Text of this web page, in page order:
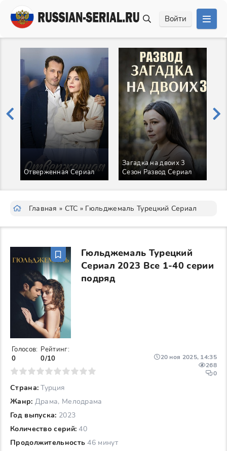
Войти
Отверженная Сериал
Загадка на двоих 3
Сезон Развод Сериал
Главная » СТС » Гюльджемаль Турецкий Сериал
Гюльджемаль Турецкий
Сериал 2023 Все 1-40 серии
подряд
Страна: Турция
Жанр: Драма, Мелодрама
Год выпуска: 2023
Количество серий: 40
Продолжительность 46 минут
20 ноя 2025, 14:35
268
0
Голосов:
0
Рейтинг:
0/10
7 8 9 10